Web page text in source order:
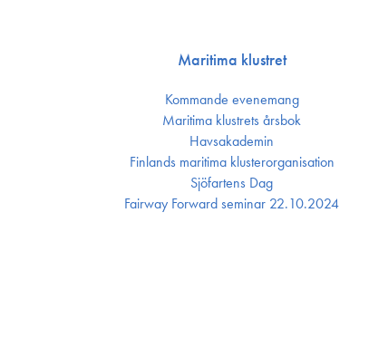
Maritima klustret
Kommande evenemang
Maritima klustrets årsbok
Havsakademin
Finlands maritima kluster­organisation
Sjöfartens Dag
Fairway Forward seminar 22.10.2024